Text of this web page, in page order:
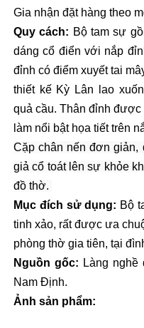
Gia nhận đặt hàng theo
Quy cách: Bộ tam sự
dáng cổ điển với nắp
đỉnh có điểm xuyết tai
thiết kế Kỳ Lân lao
quả cầu. Thân đỉnh
làm nổi bật họa tiết trên
Cặp chân nến đơn giản,
giả cổ toát lên sự khỏe
đồ thờ.
Mục đích sử dụng: Bộ
tinh xảo, rất được ưa
phòng thờ gia tiên, tại
Nguồn gốc: Làng nghề
Nam Định.
Ảnh sản phẩm: